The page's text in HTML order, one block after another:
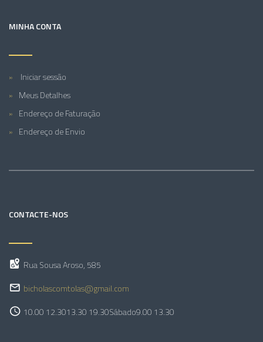
MINHA CONTA
Iniciar sessão
Meus Detalhes
Endereço de Faturação
Endereço de Envio
CONTACTE-NOS
Rua Sousa Aroso, 585
bicholascomtolas@gmail.com
10.00 12.3013.30 19.30Sábado9.00 13.30